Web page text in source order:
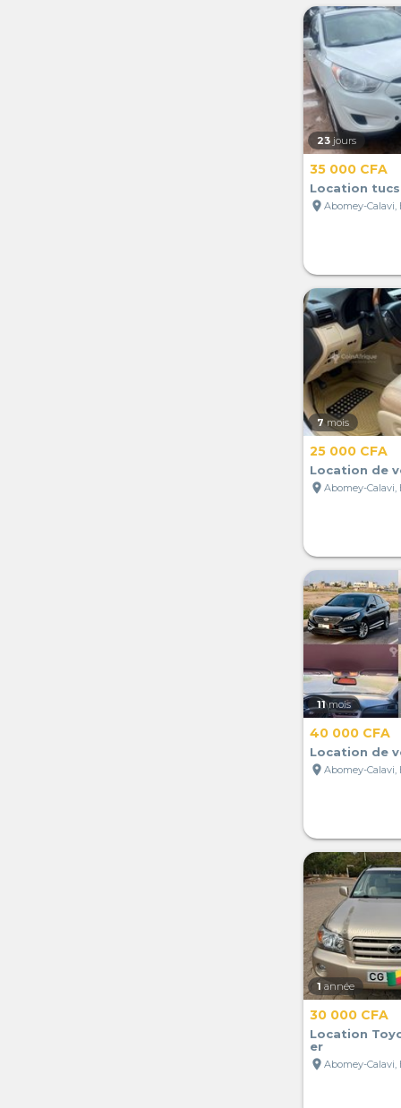
23 jours
35 000 CFA
Location
location_on Abomey-
7 mois
25 000 CFA
Location de
location_on Abomey-
11 mois
40 000 CFA
Location de
location_on Abomey-
1 année
30 000 CFA
Location
er
location_on Abomey-